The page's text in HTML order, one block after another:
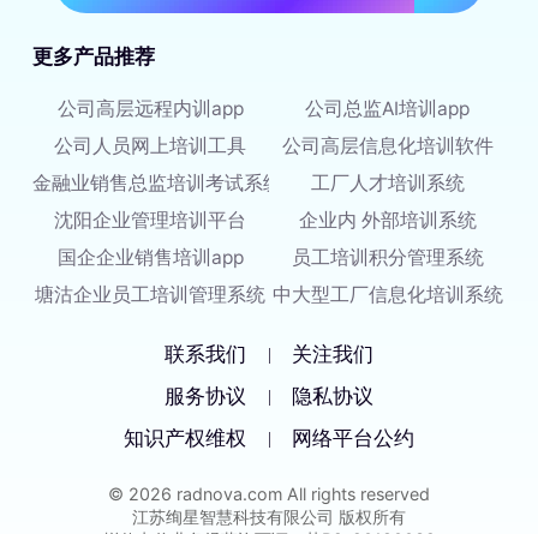
更多产品推荐
公司高层远程内训app
公司总监AI培训app
公司人员网上培训工具
公司高层信息化培训软件
金融业销售总监培训考试系统
工厂人才培训系统
沈阳企业管理培训平台
企业内 外部培训系统
国企企业销售培训app
员工培训积分管理系统
塘沽企业员工培训管理系统 中大型工厂信息化培训系统
联系我们 |
关注我们
服务协议
|
隐私协议
知识产权维权
| 网络平台公约
© 2026 radnova.com All rights reserved
江苏绚星智慧科技有限公司 版权所有